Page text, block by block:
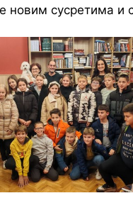
новим сусретима и